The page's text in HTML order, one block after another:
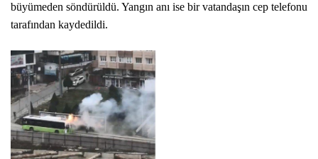
büyümeden söndürüldü. Yangın anı ise bir vatandaşın cep telefonu
tarafından kaydedildi.